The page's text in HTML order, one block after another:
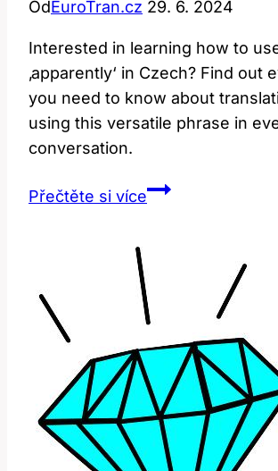
OdEuroTran.cz 29. 6. 2024
Interested in learning how to
‚apparently‘ in Czech? Find out
you need to know about
using this versatile phrase in
conversation.
Přečtěte si víceApparently:
Tuto
Frázi?